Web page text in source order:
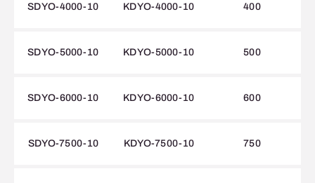
SDYO-4000-10 KDYO-4000-10 400
SDYO-5000-10 KDYO-5000-10 500
SDYO-6000-10 KDYO-6000-10 600
SDYO-7500-10 KDYO-7500-10 750